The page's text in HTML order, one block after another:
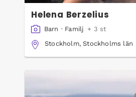
Helena Berzelius
Barn · Familj + 3 st
Stockholm, Stockholms län